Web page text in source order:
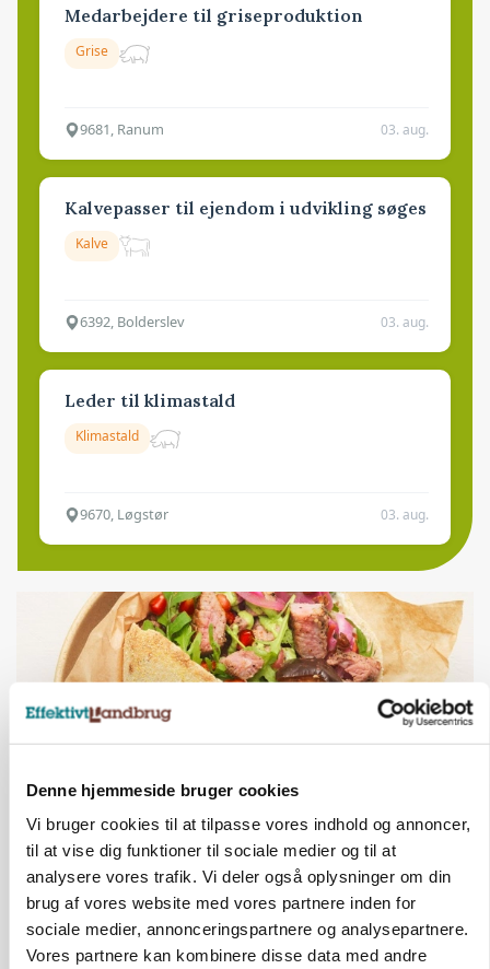
Denne hjemmeside bruger cookies
Vi bruger cookies til at tilpasse vores indhold og annoncer,
til at vise dig funktioner til sociale medier og til at
analysere vores trafik. Vi deler også oplysninger om din
brug af vores website med vores partnere inden for
sociale medier, annonceringspartnere og analysepartnere.
Vores partnere kan kombinere disse data med andre
Medarbejdere til griseproduktion
Grise
9681, Ranum 03. aug.
Kalvepasser til ejendom i udvikling søges
Kalve
6392, Bolderslev 03. aug.
Leder til klimastald
Klimastald
9670, Løgstør 03. aug.
BUSINESS
Grambogård får oksekød på menuen hos
københavnsk restaurantkæde